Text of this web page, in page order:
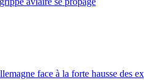
face à la forte hausse des